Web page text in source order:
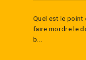
Quel est le point
faire mordre le
b...